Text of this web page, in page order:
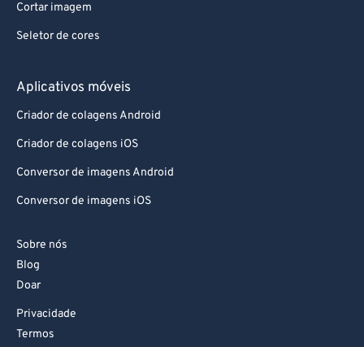
Cortar imagem
Seletor de cores
Aplicativos móveis
Criador de colagens Android
Criador de colagens iOS
Conversor de imagens Android
Conversor de imagens iOS
Sobre nós
Blog
Doar
Privacidade
Termos